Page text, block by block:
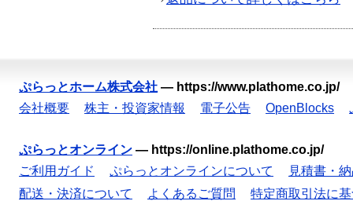
ぷらっとホーム株式会社 — https://www.plathome.co.jp/
会社概要
株主・投資家情報 電子公告 OpenBlocks
ぷらっとオンライン — https://online.plathome.co.jp/
ご利用ガイド
ぷらっとオンラインについて
見積書・
配送・決済について
よくあるご質問
特定商取引法に